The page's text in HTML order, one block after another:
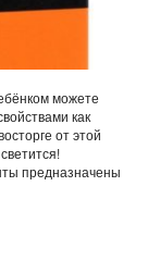
можете
как
от этой
предназначены